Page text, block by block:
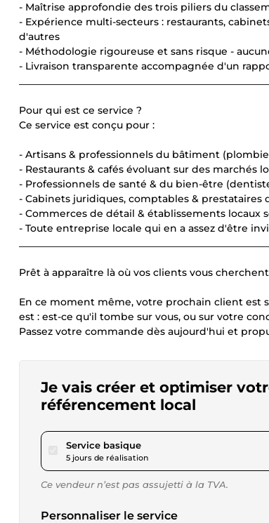
- Maîtrise approfondie des trois piliers du
- Expérience multi-secteurs : restaurants,
d'autres
- Méthodologie rigoureuse et sans risque -
- Livraison transparente accompagnée d'un
Pour qui est ce service ?
Ce service est conçu pour :
- Artisans & professionnels du bâtiment
- Restaurants & cafés évoluant sur des marchés
- Professionnels de santé & du bien-être
- Cabinets juridiques, comptables & prestataires
- Commerces de détail & établissements
- Toute entreprise locale qui en a assez d'être
Prêt à apparaître là où vos clients vous
En ce moment même, votre prochain client est
est : est-ce qu'il tombe sur vous, ou sur votre
Passez votre commande dès aujourd'hui et
Je vais créer et optimiser
référencement local
Service basiquepour 40,33 $US
5 jours de réalisation
Ce vendeur n’est pas assujetti à la TVA.
Personnaliser le service